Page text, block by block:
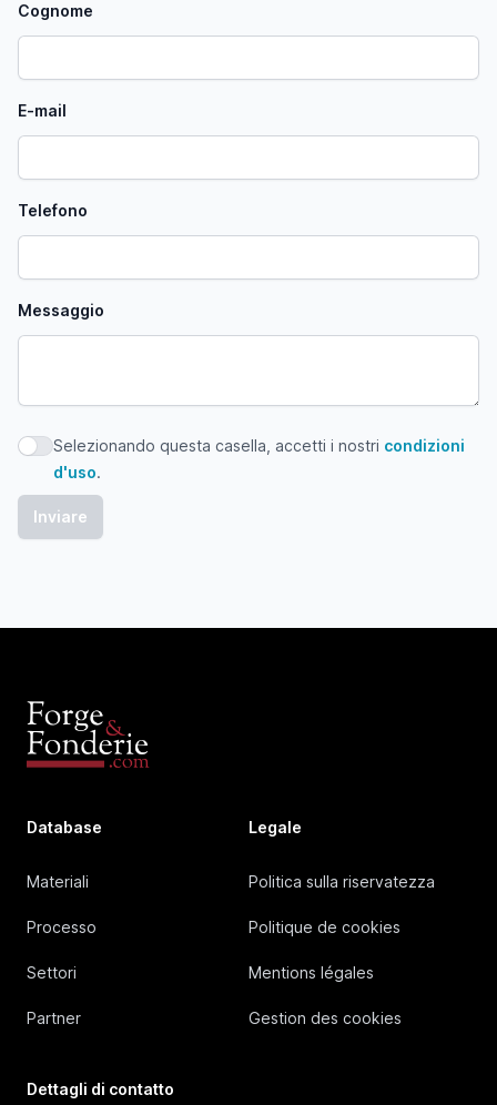
Cognome
E-mail
Telefono
Messaggio
Selezionando questa casella, accetti i nostri condizioni
Selezionando questa casella, accetti i nostri condizioni
d'uso.
Database
Materiali
Processo
Settori
Partner
Legale
Politica sulla riservatezza
Politique de cookies
Mentions légales
Gestion des cookies
Dettagli di contatto